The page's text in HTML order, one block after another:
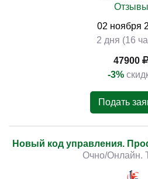
Отзывы
02 ноября
2 дня (16
47900
-3%
Подать
Новый код управления.
Очно/Онлайн.